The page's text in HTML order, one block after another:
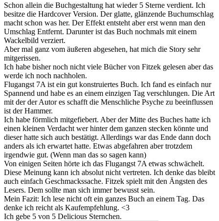
Schon allein die Buchgestaltung hat wieder 5 Sterne verdient. Ich
besitze die Hardcover Version. Der glatte, glänzende Buchumschlag
macht schon was her. Der Effekt entsteht aber erst wenn man den
Umschlag Entfernt. Darunter ist das Buch nochmals mit einem
Wackelbild verziert.
Aber mal ganz vom äußeren abgesehen, hat mich die Story sehr
mitgerissen.
Ich habe bisher noch nicht viele Bücher von Fitzek gelesen aber das
werde ich noch nachholen.
Flugangst 7A ist ein gut konstruiertes Buch. Ich fand es einfach nur
Spannend und habe es an einem einzigen Tag verschlungen. Die Art
mit der der Autor es schafft die Menschliche Psyche zu beeinflussen
ist der Hammer.
Ich habe förmlich mitgefiebert. Aber der Mitte des Buches hatte ich
einen kleinen Verdacht wer hinter dem ganzen stecken könnte und
dieser hatte sich auch bestätigt. Allerdings war das Ende dann doch
anders als ich erwartet hatte. Etwas abgefahren aber trotzdem
irgendwie gut. (Wenn man das so sagen kann)
Von einigen Seiten hörte ich das Flugangst 7A etwas schwächelt.
Diese Meinung kann ich absolut nicht vertreten. Ich denke das bleibt
auch einfach Geschmackssache. Fitzek spielt mit den Ängsten des
Lesers. Dem sollte man sich immer bewusst sein.
Mein Fazit: Ich lese nicht oft ein ganzes Buch an einem Tag. Das
denke ich reicht als Kaufempfehlung. <3
Ich gebe 5 von 5 Delicious Sternchen.